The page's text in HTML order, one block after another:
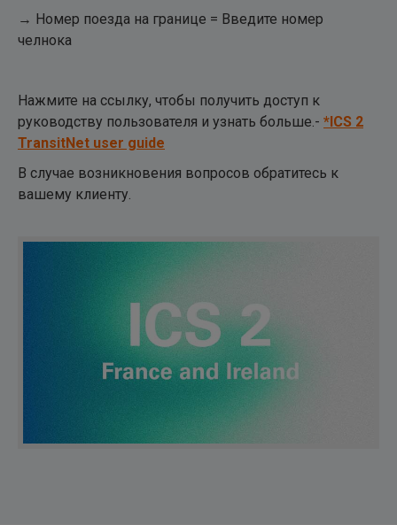
→ Номер поезда на границе = Введите номер
челнока
Нажмите на ссылку, чтобы получить доступ к
руководству пользователя и узнать больше.- *ICS 2
TransitNet user guide
В случае возникновения вопросов обратитесь к
вашему клиенту.